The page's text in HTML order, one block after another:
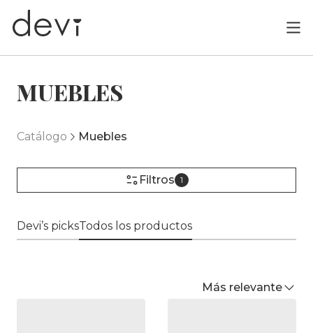
MUEBLES
Catálogo Muebles
Filtros 1
Devi’s picksTodos los productos
Más relevante